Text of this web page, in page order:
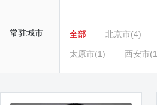
常驻城市 全部 北京市(4)
太原市(1) 西安市